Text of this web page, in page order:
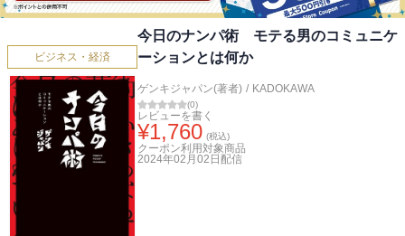
ビジネス・経済
今日のナンパ術 モテる男のコミュニケ
ーションとは何か
ゲンキジャパン(著者) / KADOKAWA
(0)
レビューを書く
¥1,760 (税込)
クーポン利用対象商品
2024年02月02日 配信